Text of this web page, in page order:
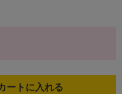
ートに入れる